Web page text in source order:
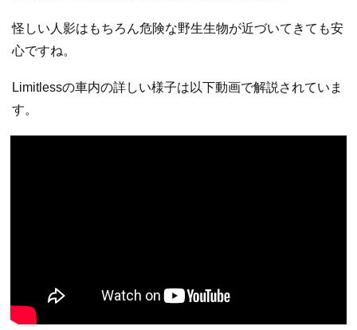
怪しい人影はもちろん危険な野生生物が近づいてきても安
心ですね。
Limitlessの車内の詳しい様子は以下動画で解説されていま
す。